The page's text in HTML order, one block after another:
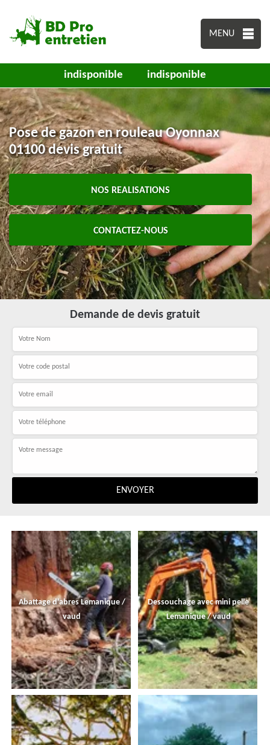
MENU
indisponible indisponible
Pose de gazon en rouleau Oyonnax
01100 devis gratuit
NOS REALISATIONS
CONTACTEZ-NOUS
Demande de devis gratuit
Abattage d'abres Lemanique /
vaud
Dessouchage avec mini pelle
Lemanique / vaud